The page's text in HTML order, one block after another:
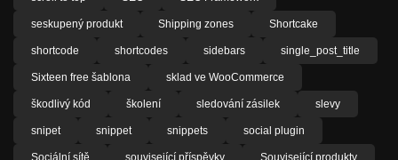
seskupený produkt Shipping zones Shortcake
shortcode shortcodes sidebars single_post_title
Sixteen free šablona sklad ve WooCommerce
škodlivý kód školení sledování zásilek slevy
snipet snippet snippets social plugin
Sociální sítě související příspěvky Související produkty